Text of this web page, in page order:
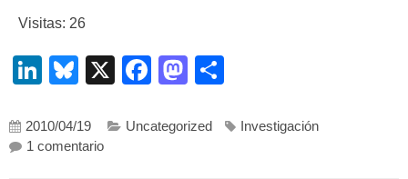
Visitas: 26
LinkedIn
Bluesky
X Facebook
Mastodon
2010/04/19 Uncategorized
Investigación
1 comentarioen Cómo se quien me cita???